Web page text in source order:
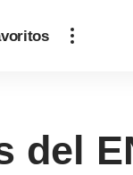
del